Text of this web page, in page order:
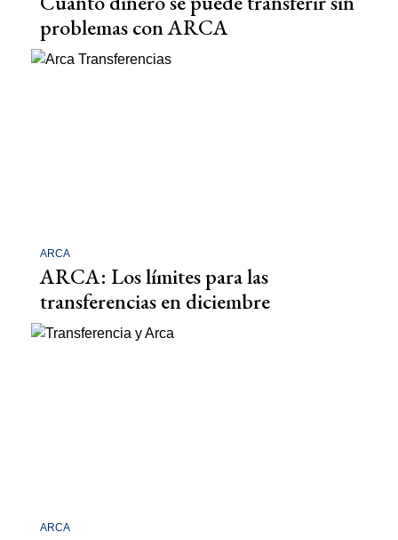
problemas con ARCA
ARCA
ARCA: Los límites para las
transferencias en diciembre
ARCA